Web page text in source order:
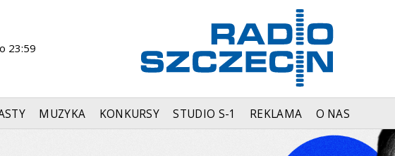
23:59
MUZYKA KONKURSY STUDIO S-1 REKLAMA O NAS